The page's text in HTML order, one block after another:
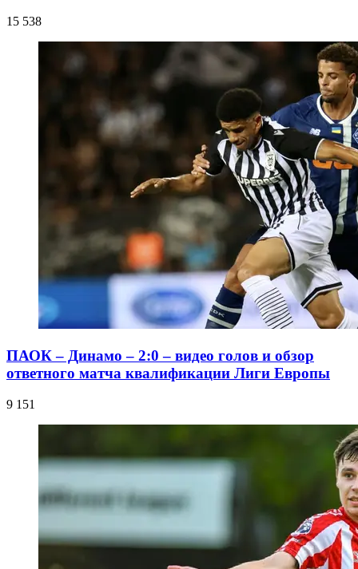
15 538
ПАОК – Динамо – 2:0 – видео голов и обзор
ответного матча квалификации Лиги Европы
9 151